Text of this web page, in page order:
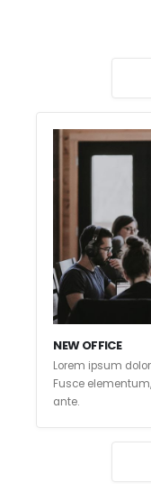
NEW OFFICE
Lorem ipsum
Fusce
ante.